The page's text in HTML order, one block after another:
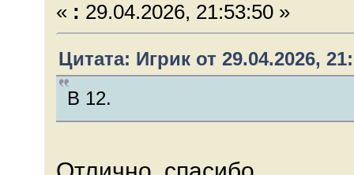
« : 29.04.2026, 21:53:50 »
Цитата: Игрик от 29.04.2026,
В 12.